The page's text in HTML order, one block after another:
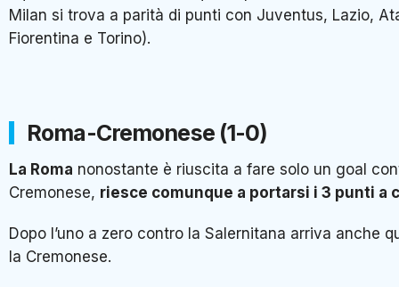
Milan si trova a parità di punti con Juventus, Lazio,
Fiorentina e Torino).
Roma-Cremonese (1-0)
La Roma nonostante è riuscita a fare solo un goal
Cremonese, riesce comunque a portarsi i 3 punti a
Dopo l’uno a zero contro la Salernitana arriva anche
la Cremonese.